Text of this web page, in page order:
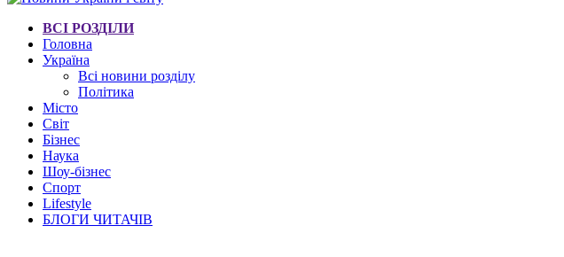
ВСІ РОЗДІЛИ
Головна
Україна
Всі новини розділу
Політика
Місто
Світ
Бізнес
Наука
Шоу-бізнес
Спорт
Lifestyle
БЛОГИ ЧИТАЧІВ